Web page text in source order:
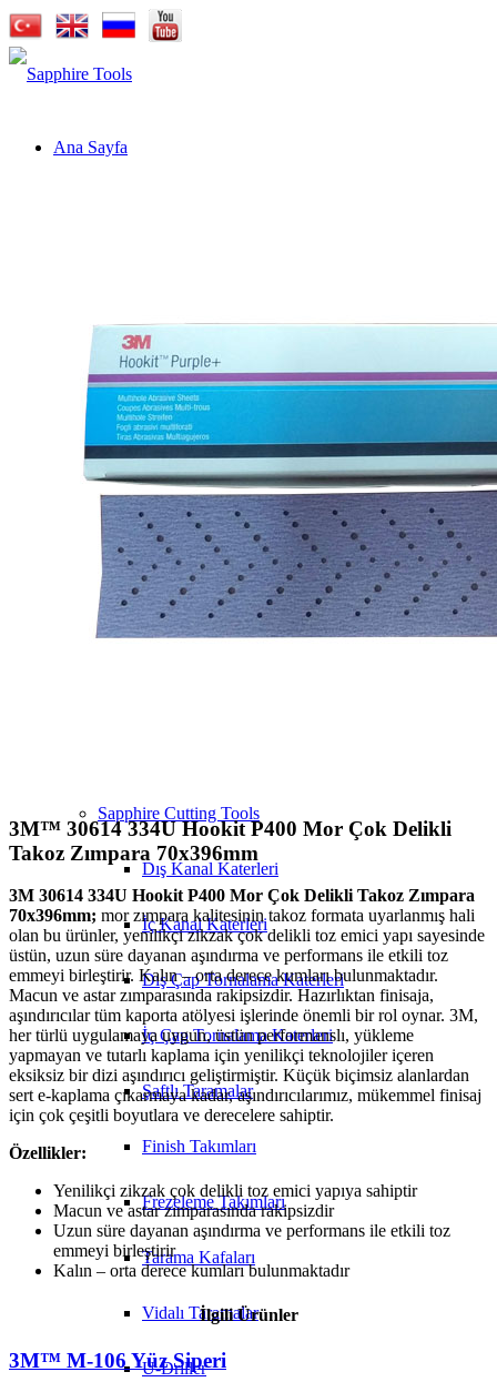
Ana Sayfa
Sapphire Cutter
Sapphire Pro-X
Sapphire Carbide
Insize
3M Ürünler
Sapphire Cutting Tools
Dış Kanal Katerleri
İç Kanal Katerleri
Dış Çap Tornalama Katerleri
İç Çap Tornalama Katerleri
Şaftlı Taramalar
Finish Takımları
Frezeleme Takımları
Tarama Kafaları
Vidalı Taramalar
U-Driller
3M™ 30614 334U Hookit P400 Mor Çok Delikli
Takoz Zımpara 70x396mm
3M 30614 334U Hookit P400 Mor Çok Delikli Takoz Zımpara
70x396mm; mor zımpara kalitesinin takoz formata uyarlanmış hali
olan bu ürünler, yenilikçi zikzak çok delikli toz emici yapı sayesinde
üstün, uzun süre dayanan aşındırma ve performans ile etkili toz
emmeyi birleştirir. Kalın – orta derece kumları bulunmaktadır.
Macun ve astar zımparasında rakipsizdir. Hazırlıktan finisaja,
aşındırıcılar tüm kaporta atölyesi işlerinde önemli bir rol oynar. 3M,
her türlü uygulamaya uygun, üstün performanslı, yükleme
yapmayan ve tutarlı kaplama için yenilikçi teknolojiler içeren
eksiksiz bir dizi aşındırıcı geliştirmiştir. Küçük biçimsiz alanlardan
sert e-kaplama çıkarmaya kadar, aşındırıcılarımız, mükemmel finisaj
için çok çeşitli boyutlara ve derecelere sahiptir.
Özellikler:
Yenilikçi zikzak çok delikli toz emici yapıya sahiptir
Macun ve astar zımparasında rakipsizdir
Uzun süre dayanan aşındırma ve performans ile etkili toz
emmeyi birleştirir
Kalın – orta derece kumları bulunmaktadır
İlgili Ürünler
3M™ M-106 Yüz Siperi